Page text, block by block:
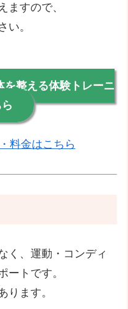
ますので、
い。
整える体験トレーニ
料金はこちら
く、運動・コンディ
ートです。
ります。